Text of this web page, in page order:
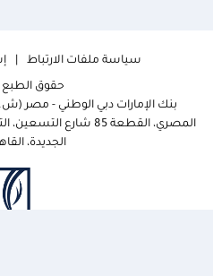
سياسة ملفات الارتباط
حقوق الطبع ©
بنك الإمارات دبي الوطني - مصر
الجديدة،